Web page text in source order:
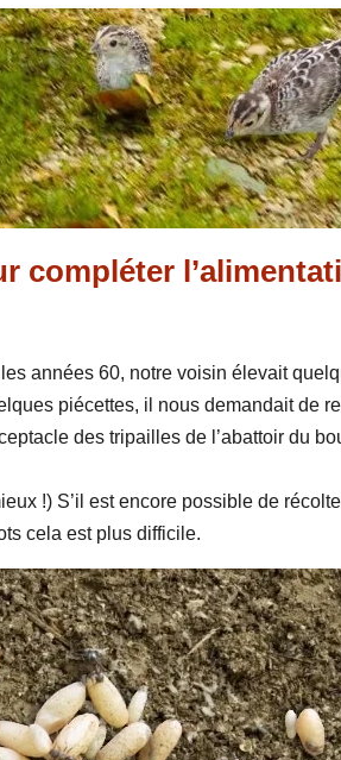
compléter
années 60, notre voisin élevait
piécettes, il nous demandait de
des tripailles de l’abattoir du
!) S’il est encore possible de
cela est plus difficile.